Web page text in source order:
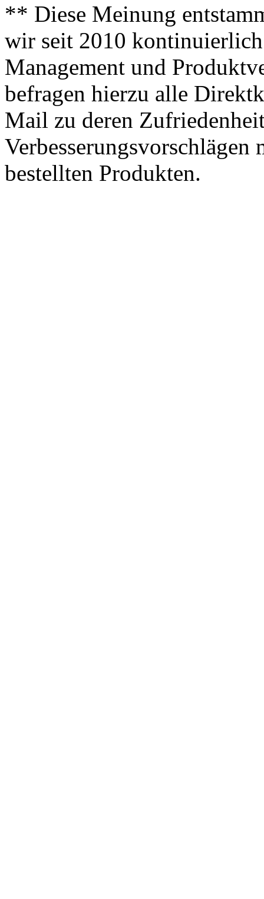
** Diese Meinung
wir seit 2010
Management und
befragen hierzu alle
Mail zu deren
bestellten Produkten.